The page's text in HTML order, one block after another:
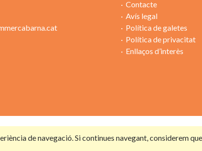
de navegació. Si continues navegant, considerem
Contacte
Avís legal
Política de galetes
Política de privacitat
Enllaços d’interès